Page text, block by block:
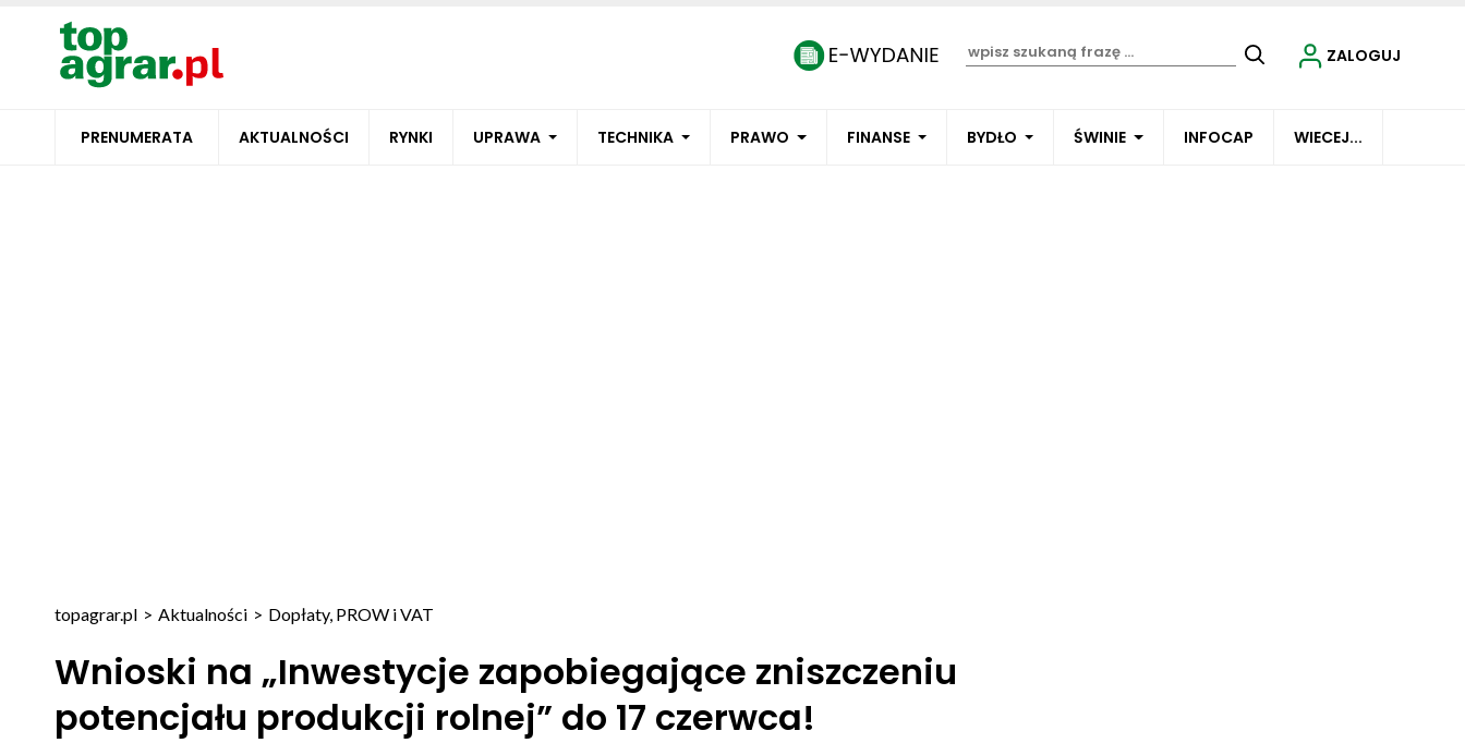
PRENUMERATA AKTUALNOŚCI RYNKI UPRAWA TECHNIKA PRAWO FINANSE BYDŁO ŚWINIE INFOCAP WIECEJ...
ZALOGUJ
topagrar.pl > Aktualności > Dopłaty, PROW i VAT
Wnioski na „Inwestycje zapobiegające zniszczeniu
potencjału produkcji rolnej” do 17 czerwca!